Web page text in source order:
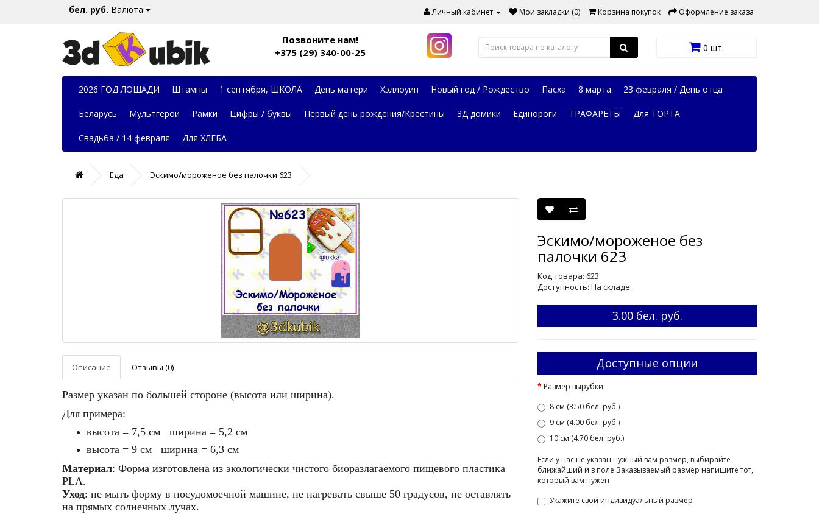
бел. руб. Валюта Личный кабинет Мои закладки (0) Корзина покупок Оформление заказа
Позвоните нам!
+375 (29) 340-00-25
0 шт.
2026 ГОД ЛОШАДИ Штампы 1 сентября, ШКОЛА День матери Хэллоуин Новый год / Рождество Пасха 8 марта 23 февраля / День отца
Беларусь Мультгерои Рамки Цифры / буквы Первый день рождения/Крестины 3Д домики Единороги ТРАФАРЕТЫ Для ТОРТА
Свадьба / 14 февраля Для ХЛЕБА
Еда Эскимо/мороженое без палочки 623
Описание Отзывы (0)
Размер указан по большей стороне (высота или ширина).
Для примера:
высота = 7,5 см ширина = 5,2 см
высота = 9 см ширина = 6,3 см
Материал: Форма изготовлена из экологически чистого биоразлагаемого пищевого пластика
PLA.
Уход: не мыть форму в посудомоечной машине, не нагревать свыше 50 градусов, не оставлять
на прямых солнечных лучах.
Эскимо/мороженое без
палочки 623
Код товара: 623
Доступность: На складе
3.00 бел. руб.
Доступные опции
Размер вырубки
8 см (3.50 бел. руб.)
9 см (4.00 бел. руб.)
10 см (4.70 бел. руб.)
Если у нас не указан нужный вам размер, выбирайте
ближайший и в поле Заказываемый размер напишите тот,
который вам нужен
Укажите свой индивидуальный размер